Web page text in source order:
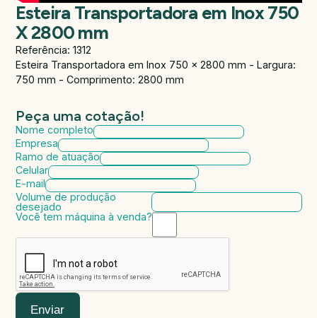
Esteira Transportadora em Inox 750
X 2800 mm
Referência: 1312
Esteira Transportadora em Inox 750 x 2800 mm - Largura:
750 mm - Comprimento: 2800 mm
Peça uma cotação!
Nome completo
Empresa
Ramo de atuação
Celular
E-mail
Volume de produção
desejado
Você tem máquina à venda?
Marca da máquina
Modelo da máquina
Ano de fabricação
Valor da máquina
Enviar